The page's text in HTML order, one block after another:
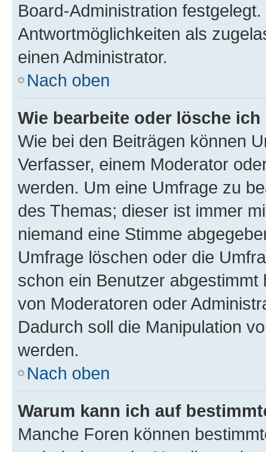
Board-Administration
Antwortmöglichkeiten als
einen Administrator.
Nach oben
Wie bearbeite oder lösche
Wie bei den Beiträgen können
Verfasser, einem Moderator
werden. Um eine Umfrage zu
des Themas; dieser ist immer
niemand eine Stimme
Umfrage löschen oder die
schon ein Benutzer
von Moderatoren oder
Dadurch soll die Manipulation
werden.
Nach oben
Warum kann ich auf
Manche Foren können